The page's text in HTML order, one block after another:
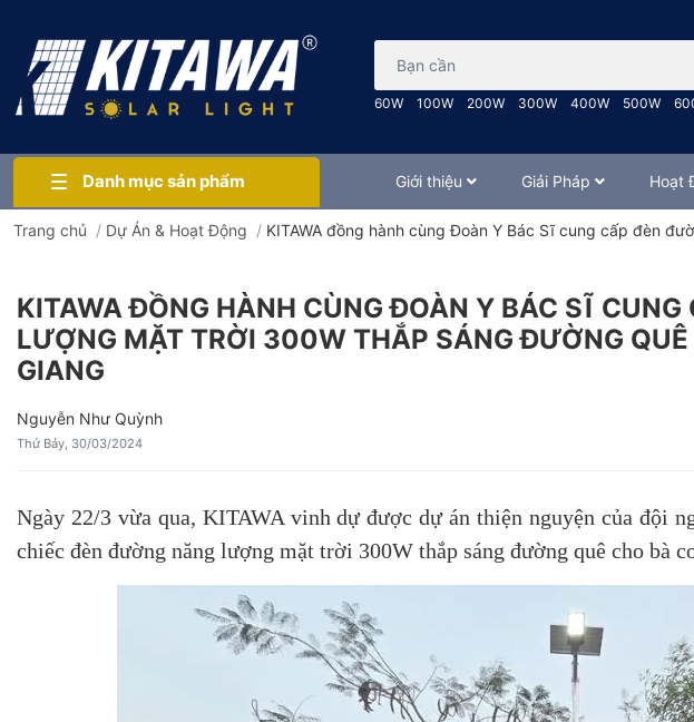
60W 100W 200W 300W 400W 500W
Danh mục sản phẩm Giới thiệu Giải Pháp Hoạt
Trang chủ / Dự Án & Hoạt Động / KITAWA đồng hành cùng Đoàn Y Bác Sĩ cung cấp đèn
KITAWA ĐỒNG HÀNH CÙNG ĐOÀN Y BÁC SĨ
LƯỢNG MẶT TRỜI 300W THẮP SÁNG ĐƯỜNG
GIANG
Nguyễn Như Quỳnh
Thứ Bảy, 30/03/2024
Ngày 22/3 vừa qua, KITAWA vinh dự được dự án thiện nguyện của đội
chiếc đèn đường năng lượng mặt trời 300W thắp sáng đường quê cho bà